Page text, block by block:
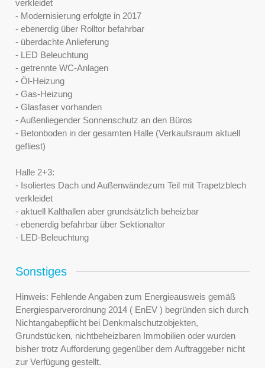
verkleidet
- Modernisierung erfolgte in 2017
- ebenerdig über Rolltor befahrbar
- überdachte Anlieferung
- LED Beleuchtung
- getrennte WC-Anlagen
- Öl-Heizung
- Gas-Heizung
- Glasfaser vorhanden
- Außenliegender Sonnenschutz an den Büros
- Betonboden in der gesamten Halle (Verkaufsraum aktuell
gefliest)
Halle 2+3:
- Isoliertes Dach und Außenwändezum Teil mit Trapetzblech
verkleidet
- aktuell Kalthallen aber grundsätzlich beheizbar
- ebenerdig befahrbar über Sektionaltor
- LED-Beleuchtung
Sonstiges
Hinweis: Fehlende Angaben zum Energieausweis gemäß
Energiesparverordnung 2014 ( EnEV ) begründen sich durch
Nichtangabepflicht bei Denkmalschutzobjekten,
Grundstücken, nichtbeheizbaren Immobilien oder wurden
bisher trotz Aufforderung gegenüber dem Auftraggeber nicht
zur Verfügung gestellt.